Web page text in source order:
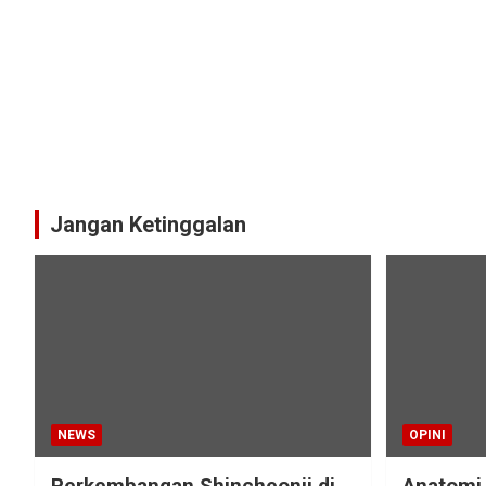
Jangan Ketinggalan
NEWS OPINI